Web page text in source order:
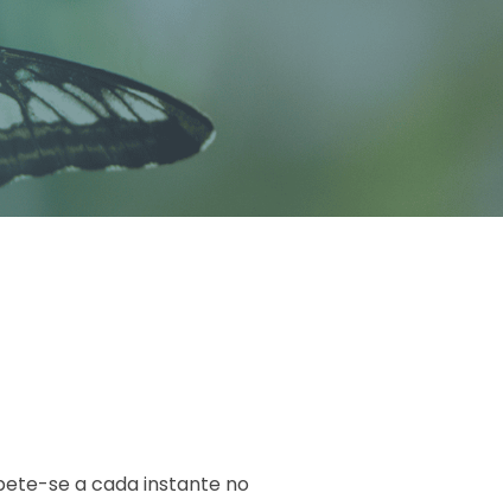
se a cada instante no